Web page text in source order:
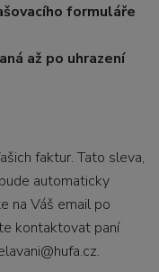
formuláře
až po uhrazení
faktur. Tato sleva,
automaticky
na Váš email po
kontaktovat paní